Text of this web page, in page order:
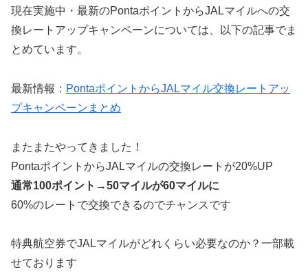
現在実施中・最新のPontaポイントからJALマイルへの交
換レートアップキャンペーンについては、以下の記事でま
とめています。
最新情報： PontaポイントからJALマイル交換レートアッ
プキャンペーンまとめ
またまたやってきました！
PontaポイントからJALマイルの交換レートが20%UP
通常100ポイント→50マイルが60マイルに
60%のレートで交換できるのでチャンスです
特典航空券でJALマイルがどれくらい必要なのか？一部載
せております